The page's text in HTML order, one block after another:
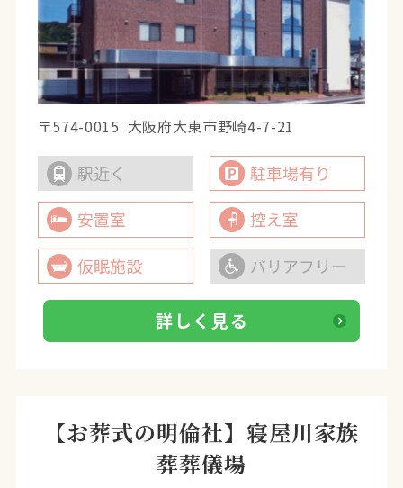
〒574-0015 大阪府大東市野崎4-7-21
駅近く
駐車場有り
安置室
控え室
仮眠施設
バリアフリー
詳しく見る
【お葬式の明倫社】寝屋川家族
葬葬儀場